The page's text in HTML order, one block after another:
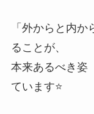
「外からと内
ることが、
本来あるべき姿
ています⭐️